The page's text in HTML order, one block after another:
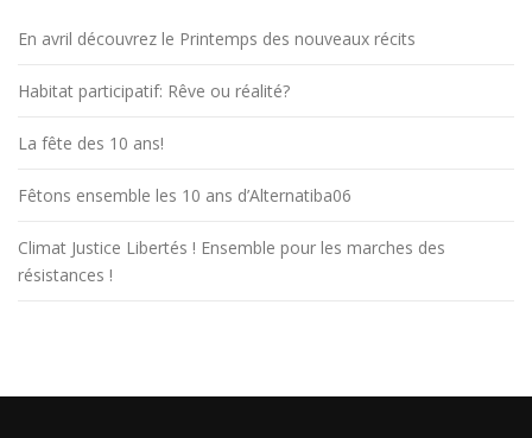
En avril découvrez le Printemps des nouveaux récits
Habitat participatif: Rêve ou réalité?
La fête des 10 ans!
Fêtons ensemble les 10 ans d’Alternatiba06
Climat Justice Libertés ! Ensemble pour les marches des
résistances !